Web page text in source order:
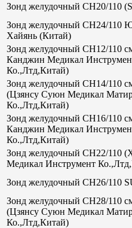
Зонд желудочный СН20/110
Зонд желудочный СН24/110
Хайянь (Китай)
Зонд желудочный CH12/110
Канджин Медикал
Ко.,Лтд,Китай)
Зонд желудочный CH14/110
(Цзянсу Суюн Медикал
Ко.,Лтд,Китай)
Зонд желудочный CH16/110
Канджин Медикал
Ко.,Лтд,Китай)
Зонд желудочный СН22/110
Медикал Инструмент
Зонд желудочный СН26/110
Зонд желудочный СН28/110
(Цзянсу Суюн Медикал
Ко.,Лтд,Китай)